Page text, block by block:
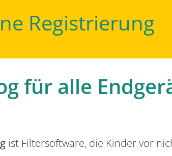
Registrierung
für alle
ist Filtersoftware, die Kinder vor